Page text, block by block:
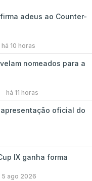
adeus ao Counter-
há 10 horas
nomeados para a
há 11 horas
oficial do
IX ganha forma
5 ago 2026